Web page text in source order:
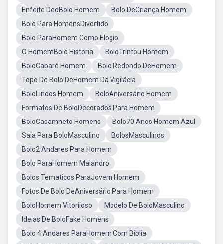
Enfeite DedBolo Homem
Bolo DeCriança Homem
Bolo Para HomensDivertido
Bolo ParaHomem Como Elogio
O HomemBolo Historia
BoloTrintou Homem
BoloCabaré Homem
Bolo Redondo DeHomem
Topo De Bolo DeHomem Da Vigilâcia
BoloLindos Homem
BoloAniversário Homem
Formatos De BoloDecorados Para Homem
BoloCasamneto Homens
Bolo70 Anos Homem Azul
Saia Para BoloMasculino
BolosMasculinos
Bolo2 Andares Para Homem
Bolo ParaHomem Malandro
Bolos Tematicos ParaJovem Homem
Fotos De Bolo DeAniversário Para Homem
BoloHomem Vitoriioso
Modelo De BoloMasculino
Ideias De BoloFake Homens
Bolo 4 Andares ParaHomem Com Biblia